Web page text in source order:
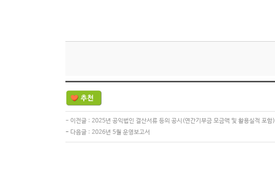
- 이전글 : 2025년 공익법인 결산서류 등의 공시(연간기부금 모금액 및 활용실적 포함)
- 다음글 : 2026년 5월 운영보고서